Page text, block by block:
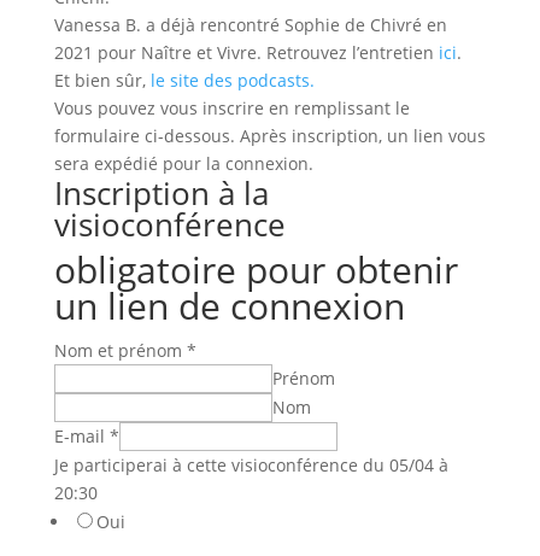
Vanessa B. a déjà rencontré Sophie de Chivré en
2021 pour Naître et Vivre. Retrouvez l’entretien ici.
Et bien sûr, le site des podcasts.
Vous pouvez vous inscrire en remplissant le
formulaire ci-dessous. Après inscription, un lien vous
sera expédié pour la connexion.
Inscription à la
visioconférence
obligatoire pour obtenir
un lien de connexion
Nom et prénom *
Prénom
Nom
E-mail *
Je participerai à cette visioconférence du 05/04 à
20:30
Oui